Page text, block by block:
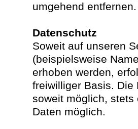
umgehend entfernen.
Datenschutz
Soweit auf unseren
(beispielsweise
erhoben werden,
freiwilliger Basis. Die
soweit möglich, stets
Daten möglich.